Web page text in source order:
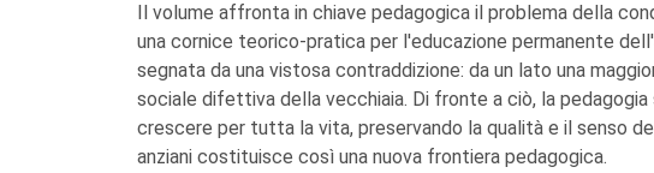
Il volume affronta in chiave pedagogica il problema della
una cornice teorico-pratica per l'educazione permanente
segnata da una vistosa contraddizione: da un lato una
sociale difettiva della vecchiaia. Di fronte a ciò, la
crescere per tutta la vita, preservando la qualità e il senso
anziani costituisce così una nuova frontiera pedagogica.